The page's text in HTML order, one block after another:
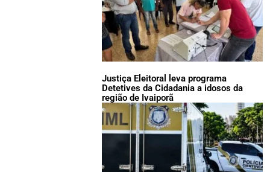
Justiça Eleitoral leva programa
Detetives da Cidadania a idosos da
região de Ivaiporã